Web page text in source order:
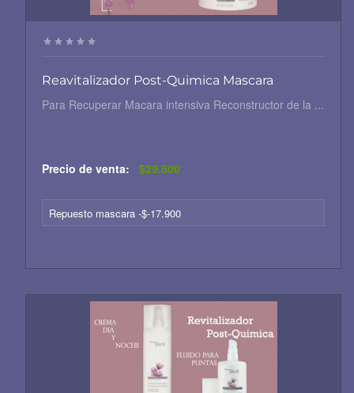
Reavitalizador Post-Quimica Mascara
Para Recuperar Macara intensiva Reconstructor de la ...
Precio de venta: $29.500
Repuesto mascara -$-17.900